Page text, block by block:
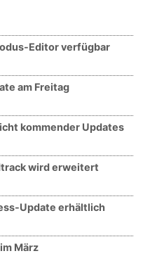
Editor verfügbar
am Freitag
kommender Updates
wird erweitert
Update erhältlich
März